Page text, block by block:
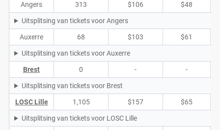
Angers 313 $106 $48
Uitsplitsing van tickets voor Angers
Auxerre 68 $103 $61
Uitsplitsing van tickets voor Auxerre
Brest 0 - -
Uitsplitsing van tickets voor Brest
LOSC Lille 1,105 $157 $65
Uitsplitsing van tickets voor LOSC Lille